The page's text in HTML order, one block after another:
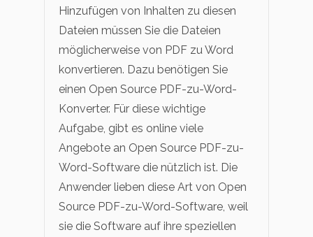
Hinzufügen von Inhalten zu diesen
Dateien müssen Sie die Dateien
möglicherweise von PDF zu Word
konvertieren. Dazu benötigen Sie
einen Open Source PDF-zu-Word-
Konverter. Für diese wichtige
Aufgabe, gibt es online viele
Angebote an Open Source PDF-zu-
Word-Software die nützlich ist. Die
Anwender lieben diese Art von Open
Source PDF-zu-Word-Software, weil
sie die Software auf ihre speziellen